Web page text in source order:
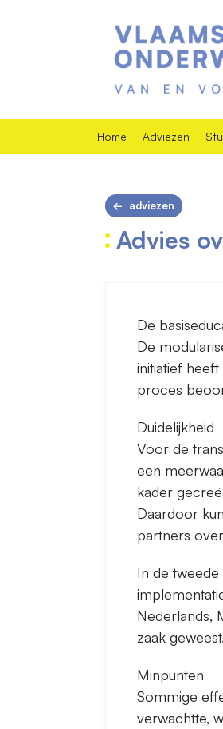
Home Adviezen
adviezen
Advies
De
De
initiatief
proces
Duidelijkheid
Voor de
een
kader
Daardoor
partners
In de
Nederlands,
zaak geweest.
Minpunten
Sommige
verwachtte,